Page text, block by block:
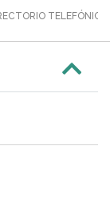
TELEFÓNICO